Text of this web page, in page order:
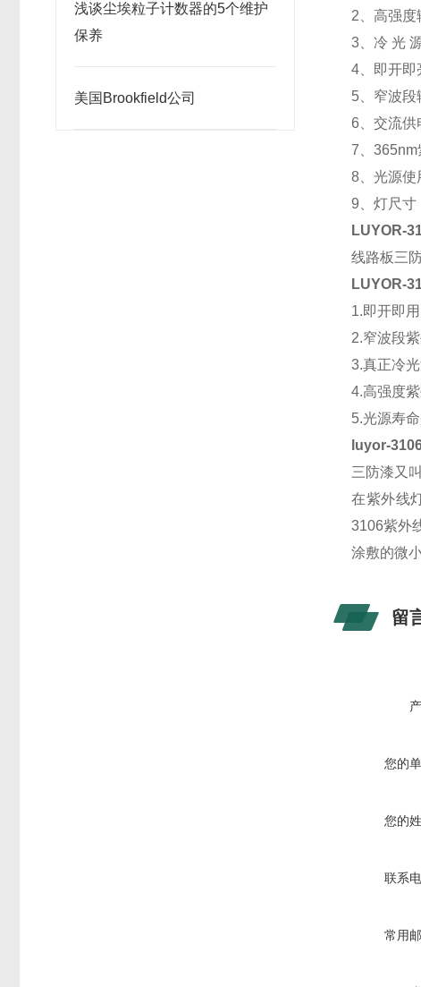
浅谈尘埃粒子计数器的5个维护
保养
美国Brookfield公司
2、高强度
3、冷 光
4、即开即
5、窄波段
6、交流供
7、365nm
8、光源使
9、灯尺寸
LUYOR-
线路板三
LUYOR-
1.即开即
2.窄波段
3.真正冷
4.高强度
5.光源寿
luyor-
三防漆又
在紫外线
3106紫外
涂敷的微
留
您的
您的
联系
常用